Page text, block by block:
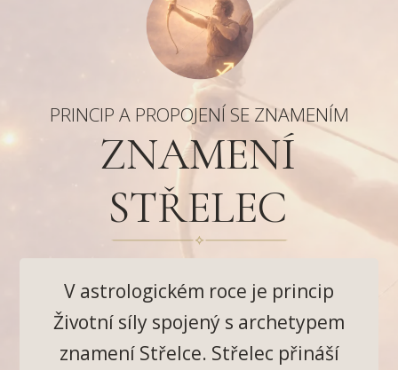
PRINCIP A PROPOJENÍ SE ZNAMENÍM
ZNAMENÍ
STŘELEC
V astrologickém roce je princip
Životní síly spojený s archetypem
znamení Střelce. Střelec přináší